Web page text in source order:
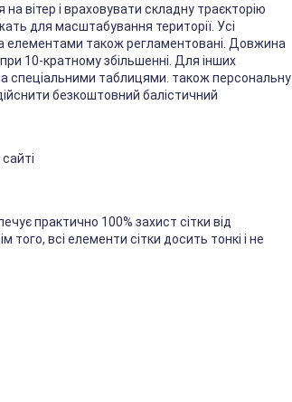
вітер і враховувати складну траєкторію
для масштабування території. Усі
елементами також регламентовані. Довжина
10-кратному збільшенні. Для інших
спеціальними таблицями. також персональну
безкоштовний балістичний
практично 100% захист сітки від
того, всі елементи сітки досить тонкі і не